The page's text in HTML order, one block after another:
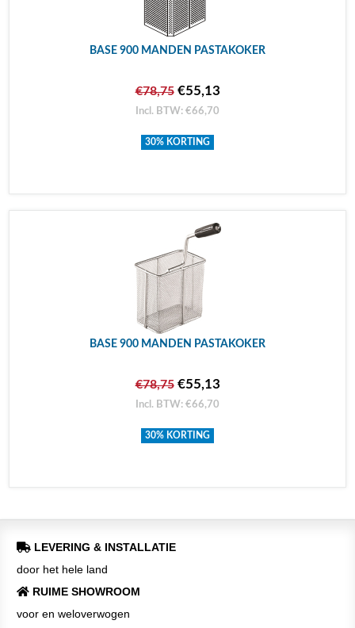
BASE 900 MANDEN PASTAKOKER
€78,75€55,13
Incl. BTW: €66,70
30% KORTING
BASE 900 MANDEN PASTAKOKER
€78,75€55,13
Incl. BTW: €66,70
30% KORTING
LEVERING & INSTALLATIE
door het hele land
RUIME SHOWROOM
voor en weloverwogen